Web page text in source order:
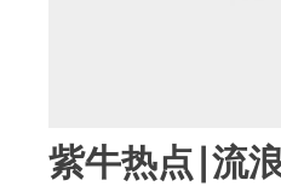
紫牛热点∣流